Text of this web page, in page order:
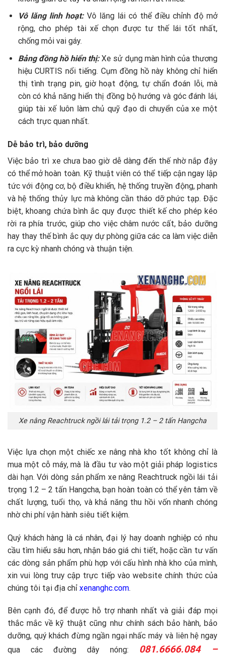
Vô lăng linh hoạt:Vô lăng lái có thể điều chỉnh độ mở
rộng, cho phép tài xế chọn được tư thế lái tốt nhất,
chống mỏi vai gáy.
Bảng đồng hồ hiển thị:Xe sử dụng màn hình của thương
hiệu CURTIS nổi tiếng. Cụm đồng hồ này không chỉ hiển
thị tình trạng pin, giờ hoạt động, tự chẩn đoán lỗi, mà
còn có khả năng hiển thị đồng bộ hướng và góc đánh lái,
giúp tài xế luôn làm chủ quỹ đạo di chuyển của xe một
cách trực quan nhất.
Dễ bảo trì, bảo dưỡng
Việc bảo trì xe chưa bao giờ dễ dàng đến thế nhờ nắp đậy
có thể mở hoàn toàn. Kỹ thuật viên có thể tiếp cận ngay lập
tức với động cơ, bộ điều khiển, hệ thống truyền động, phanh
và hệ thống thủy lực mà không cần tháo dỡ phức tạp. Đặc
biệt, khoang chứa bình ắc quy được thiết kế cho phép kéo
rời ra phía trước, giúp cho việc châm nước cất, bảo dưỡng
hay thay thế bình ắc quy dự phòng giữa các ca làm việc diễn
ra cực kỳ nhanh chóng và thuận tiện.
Xe nâng Reachtruck ngồi lái tải trọng 1.2 – 2 tấn Hangcha
Việc lựa chọn một chiếc xe nâng nhà kho tốt không chỉ là
mua một cỗ máy, mà là đầu tư vào một giải pháp logistics
dài hạn. Với dòng sản phẩm xe nâng Reachtruck ngồi lái tải
trọng 1.2 – 2 tấn Hangcha, bạn hoàn toàn có thể yên tâm về
chất lượng, tuổi thọ, và khả năng thu hồi vốn nhanh chóng
nhờ chi phí vận hành siêu tiết kiệm.
Quý khách hàng là cá nhân, đại lý hay doanh nghiệp có nhu
cầu tìm hiểu sâu hơn, nhận báo giá chi tiết, hoặc cần tư vấn
các dòng sản phẩm phù hợp với cấu hình nhà kho của mình,
xin vui lòng truy cập trực tiếp vào website chính thức của
chúng tôi tại địa chỉ xenanghc.com.
Bên cạnh đó, để được hỗ trợ nhanh nhất và giải đáp mọi
thắc mắc về kỹ thuật cũng như chính sách bảo hành, bảo
dưỡng, quý khách đừng ngần ngại nhấc máy và liên hệ ngay
qua các đường dây nóng:
081.6666.084 –